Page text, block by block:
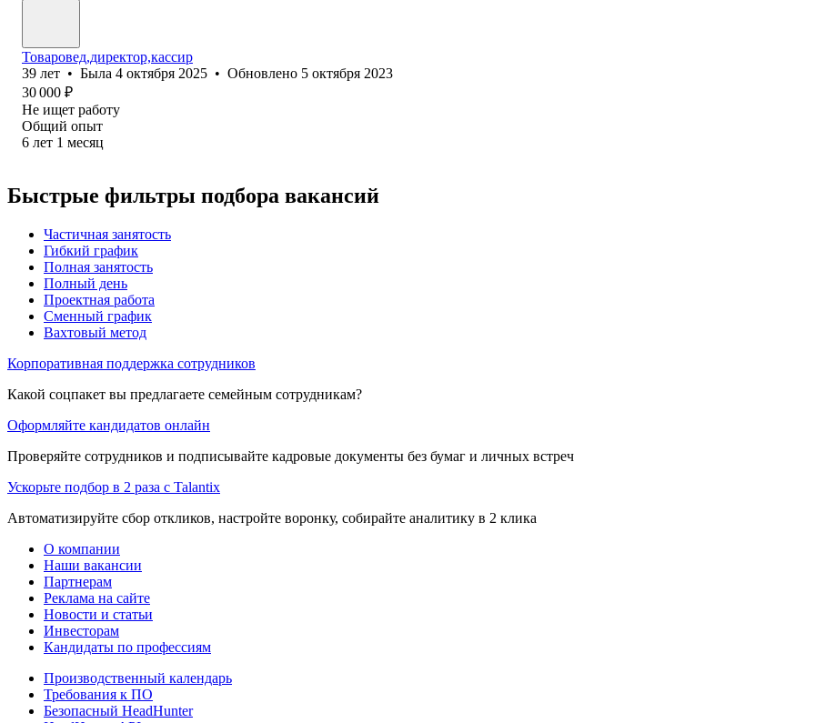
Товаровед,директор,кассир
39 лет • Была 4 октября 2025 • Обновлено 5 октября 2023
30 000 ₽
Не ищет работу
Общий опыт
6 лет 1 месяц
Быстрые фильтры подбора вакансий
Частичная занятость
Гибкий график
Полная занятость
Полный день
Проектная работа
Сменный график
Вахтовый метод
Корпоративная поддержка сотрудников
Какой соцпакет вы предлагаете семейным сотрудникам?
Оформляйте кандидатов онлайн
Проверяйте сотрудников и подписывайте кадровые документы без бумаг и личных встреч
Ускорьте подбор в 2 раза с Talantix
Автоматизируйте сбор откликов, настройте воронку, собирайте аналитику в 2 клика
О компании
Наши вакансии
Партнерам
Реклама на сайте
Новости и статьи
Инвесторам
Кандидаты по профессиям
Производственный календарь
Требования к ПО
Безопасный HeadHunter